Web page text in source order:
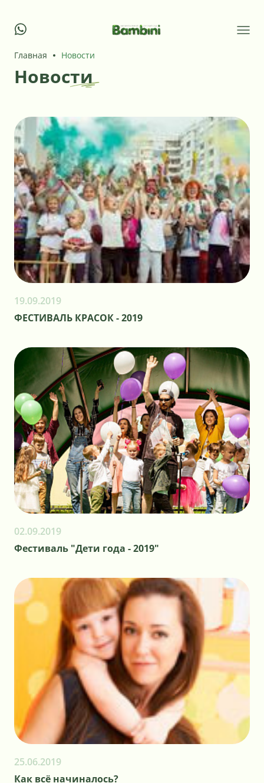
Новости
Главная Новости
19.09.2019
ФЕСТИВАЛЬ КРАСОК - 2019
02.09.2019
Фестиваль "Дети года - 2019"
25.06.2019
Как всё начиналось?